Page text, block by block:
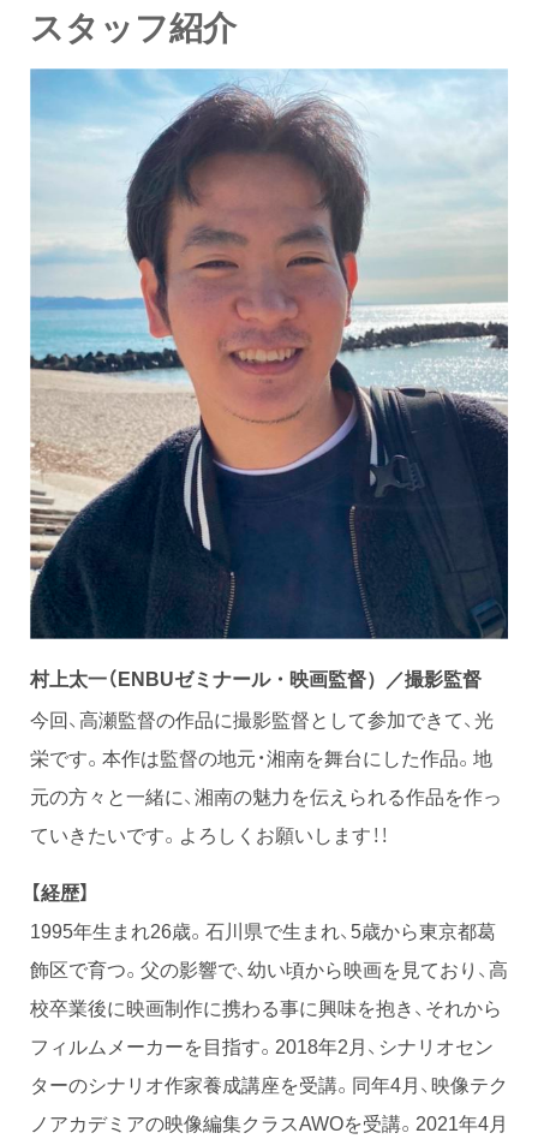
スタッフ紹介
村上太一（ ENBUゼミナール・ 映画監督）／撮影監督
今回、高瀬監督の作品に撮影監督として参加できて、光
栄です。本作は監督の地元・湘南を舞台にした作品。地
元の方々と一緒に、湘南の魅力を伝えられる作品を作っ
ていきたいです。よろしくお願いします！！
【経歴】
1995年生まれ26歳。石川県で生まれ、5歳から東京都葛
飾区で育つ。父の影響で、幼い頃から映画を見ており、高
校卒業後に映画制作に携わる事に興味を抱き、それから
フィルムメーカーを目指す。2018年2月、シナリオセン
ターのシナリオ作家養成講座を受講。同年4月、映像テク
ノアカデミアの映像編集クラスAWOを受講。2021年4月